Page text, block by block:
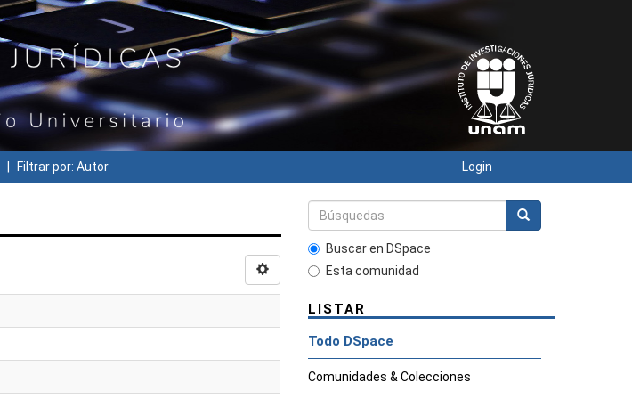
Filtrar por: Autor Login
Buscar en DSpace
Esta comunidad
LISTAR
Todo DSpace
Comunidades & Colecciones